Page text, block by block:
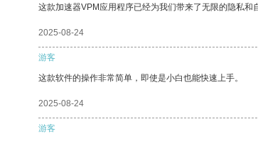
这款加速器VPM应用程序已经为我们带来了无限的隐私和
2025-08-24
游客
这款软件的操作非常简单，即使是小白也能快速上手。
2025-08-24
游客